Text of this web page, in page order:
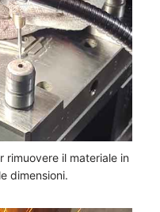
rimuovere il materiale in
dimensioni.